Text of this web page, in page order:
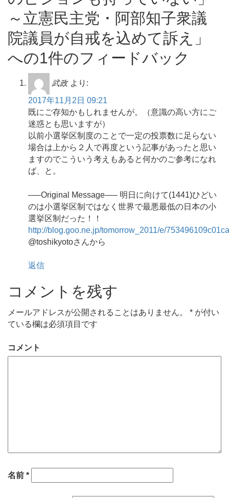
～立憲民主党・阿部知子衆議
院議員が自戒を込めて訴え」
への1件のフィードバック
武政 より:
2017年11月2日 09:21
既にご存知かもしれませんが。（意識の高い方にご
迷惑とも思いますが）
以前小選挙区制度のことで一定の投票数に足らない
場合は上から２人で再度という記事があったと思い
ますのでこういう考えもあると何かのご参考になれ
ば、と。
—–Original Message—– 明日に向けて(1441)ひどい
のは小選挙区制ではなく世界で最悪最低の日本の小
選挙区制だった！！
http://blog.goo.ne.jp/tomorrow_2011/e/
@toshikyotoさんから
返信
コメントを残す
メールアドレスが公開されることはありません。 * が付い
ている欄は必須項目です
コメント
名前 *